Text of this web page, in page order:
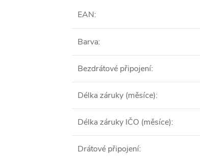
EAN:
Barva:
Bezdrátové připojení:
Délka záruky (měsíce):
Délka záruky IČO (měsíce):
Drátové připojení: